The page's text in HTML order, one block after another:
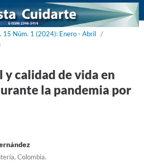
15 Núm. 1 (2024): Enero - Abril /
y calidad de vida en
la pandemia por
Colombia.